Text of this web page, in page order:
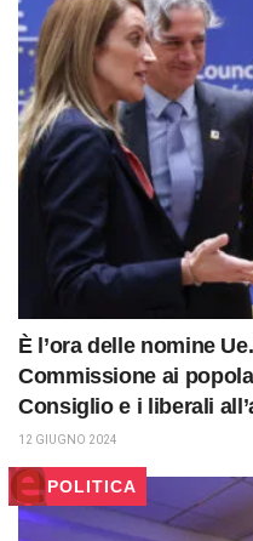
È l’ora delle nomine
Commissione ai
Consiglio e i liberali
12 GIUGNO 2024
POLITICA